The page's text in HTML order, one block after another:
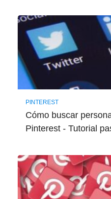
PINTEREST
Cómo buscar
Pinterest - Tutorial